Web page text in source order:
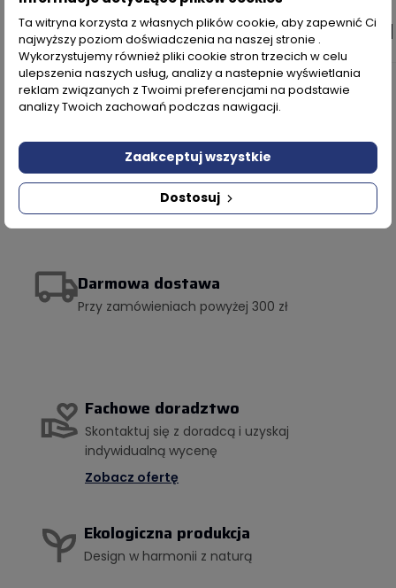
66,24 zł
Produkcja w Polsce
Najwyższej jakości profile aluminiowe
Darmowa dostawa
Przy zamówieniach powyżej 300 zł
Fachowe doradztwo
Skontaktuj się z doradcą i uzyskaj
indywidualną wycenę
Zobacz ofertę
Ekologiczna produkcja
Design w harmonii z naturą
Ta witryna korzysta z własnych plików cookie, aby zapewnić Ci
najwyższy poziom doświadczenia na naszej stronie .
Wykorzystujemy również pliki cookie stron trzecich w celu
ulepszenia naszych usług, analizy a nastepnie wyświetlania
reklam związanych z Twoimi preferencjami na podstawie
analizy Twoich zachowań podczas nawigacji.
Dostosuj
Zaakceptuj wszystkie